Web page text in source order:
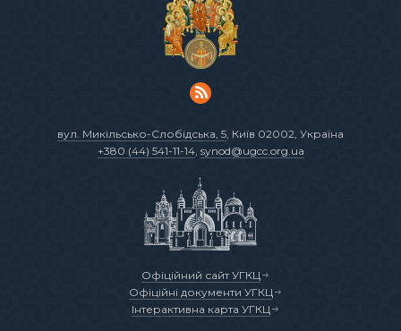
вул. Микільсько-Слобідська, 5 , Київ 02002, Україна
+380 (44) 541-11-14, synod@ugcc.org.ua
Офіційний сайт УГКЦ
Офіційні документи УГКЦ
Інтерактивна карта УГКЦ